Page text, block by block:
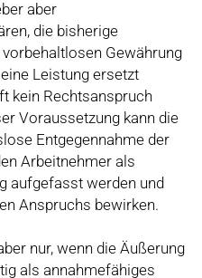
aber
die bisherige
Gewährung
Leistung ersetzt
kein Rechtsanspruch
Voraussetzung kann die
Entgegennahme der
Arbeitnehmer als
aufgefasst werden und
Anspruchs bewirken.
nur, wenn die Äußerung
als annahmefähiges